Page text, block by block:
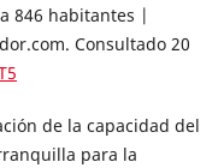
846 habitantes |
Consultado 20
de la capacidad del
para la